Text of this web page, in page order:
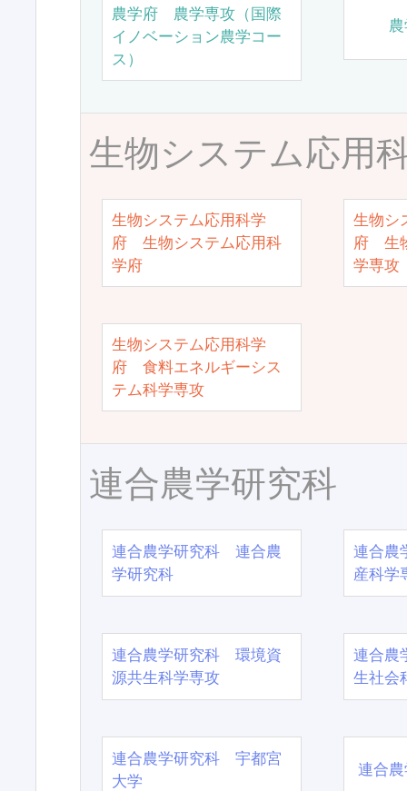
農学府 農学専攻（国際
イノベーション農学コー
ス）
生物システム応用
生物システム応用科学
府 生物システム応用科
学府
生物シ
府 生
学専攻
生物システム応用科学
府 食料エネルギーシス
テム科学専攻
連合農学研究科
連合農学研究科 連合農
学研究科
連合農
産科学
連合農学研究科 環境資
源共生科学専攻
連合農
生社会
連合農学研究科 宇都宮
大学
連合